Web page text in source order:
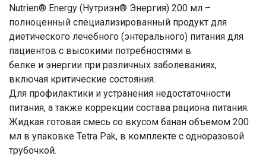
Nutrien® Energy (Нутриэн® Энергия) 200 мл –
полноценный специализированный продукт для
диетического лечебного (энтерального) питания для
пациентов с высокими потребностями в
белке и энергии при различных заболеваниях,
включая критические состояния.
Для профилактики и устранения недостаточности
питания, а также коррекции состава рациона питания.
Жидкая готовая смесь со вкусом банан объемом 200
мл в упаковке Tetra Pak, в комплекте с одноразовой
трубочкой.